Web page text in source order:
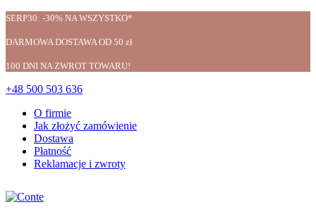
SERP30: -30% NA WSZYSTKO*
DARMOWA DOSTAWA OD 50 zł
100 DNI NA ZWROT TOWARU!
+48 500 503 636
O firmie
Jak złożyć zamówienie
Dostawa
Płatność
Reklamacje i zwroty